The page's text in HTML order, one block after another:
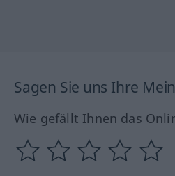
Sagen Sie uns Ihre
Wie gefällt Ihnen das